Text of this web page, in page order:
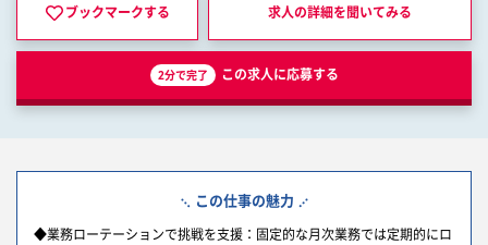
ブックマークする 求人の詳細を聞いてみる
2分で完了 この求人に応募する
この仕事の魅力
◆業務ローテーションで挑戦を支援：固定的な月次業務では定期的にロ